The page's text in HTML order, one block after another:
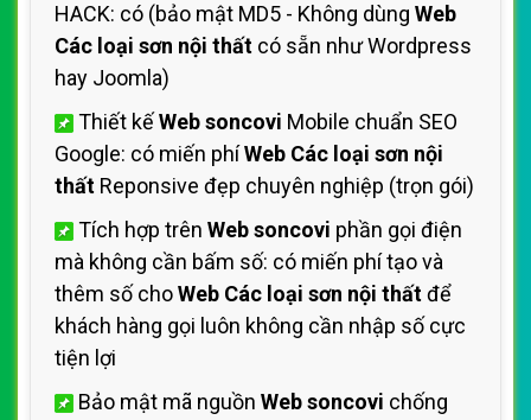
HACK: có (bảo mật MD5 - Không dùng Web
Các loại sơn nội thất có sẵn như Wordpress
hay Joomla)
Thiết kếWeb soncovi Mobile chuẩn SEO
Google: có miến phíWeb Các loại sơn nội
thất Reponsive đẹp chuyên nghiệp (trọn gói)
Tích hợp trên Web soncovi phần gọi điện
mà không cần bấm số: có miến phí tạo và
thêm số choWeb Các loại sơn nội thấtđể
khách hàng gọi luôn không cần nhập số cực
tiện lợi
Bảo mật mã nguồn Web soncovi chống